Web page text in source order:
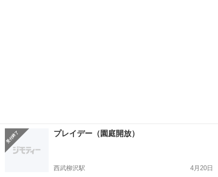
プレイデー（園庭開放）
西武柳沢駅
4月20日